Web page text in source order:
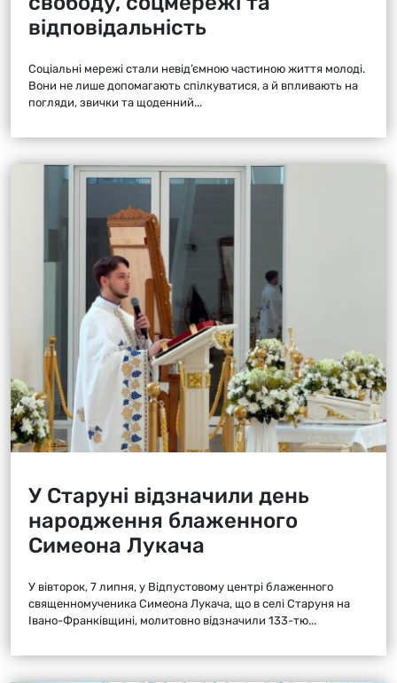
відповідальність
Соціальні мережі стали невід’ємною частиною життя молоді.
Вони не лише допомагають спілкуватися, а й впливають на
погляди, звички та щоденний...
У Старуні відзначили день
народження блаженного
Симеона Лукача
У вівторок, 7 липня, у Відпустовому центрі блаженного
священномученика Симеона Лукача, що в селі Старуня на
Івано-Франківщині, молитовно відзначили 133-тю...